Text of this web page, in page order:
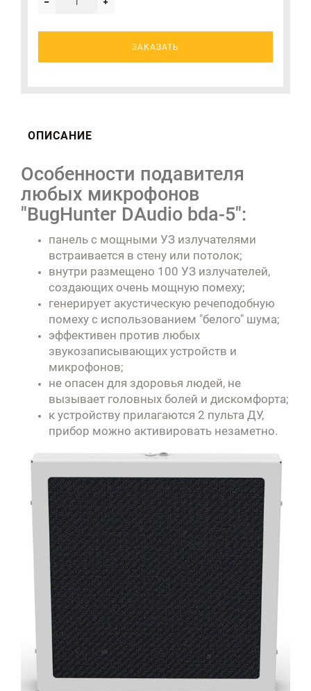
ЗАКАЗАТЬ
ОПИСАНИЕ
Особенности подавителя
любых микрофонов
"BugHunter DAudio bda-5":
панель с мощными УЗ излучателями
встраивается в стену или потолок;
внутри размещено 100 УЗ излучателей,
создающих очень мощную помеху;
генерирует акустическую речеподобную
помеху с использованием "белого" шума;
эффективен против любых
звукозаписывающих устройств и
микрофонов;
не опасен для здоровья людей, не
вызывает головных болей и дискомфорта;
к устройству прилагаются 2 пульта ДУ,
прибор можно активировать незаметно.